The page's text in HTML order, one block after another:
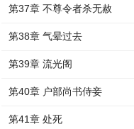
第37章 不尊令者杀无赦
第38章 气晕过去
第39章 流光阁
第40章 户部尚书侍妾
第41章 处死